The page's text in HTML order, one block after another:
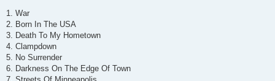
1. War
2. Born In The USA
3. Death To My Hometown
4. Clampdown
5. No Surrender
6. Darkness On The Edge Of Town